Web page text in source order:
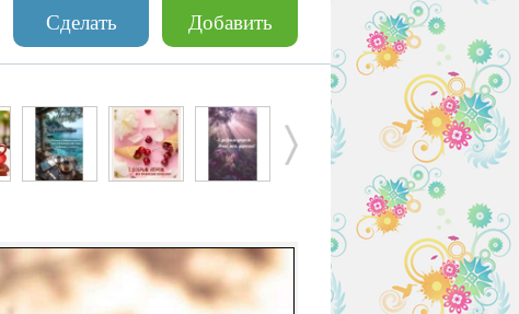
Добавить
Сделать